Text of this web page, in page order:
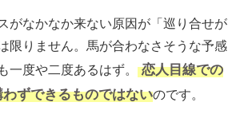
がなかなか来ない原因が「巡り合せが
限りません。馬が合わなさそうな予感
一度や二度あるはず。
恋人目線での
ずできるものではないのです。